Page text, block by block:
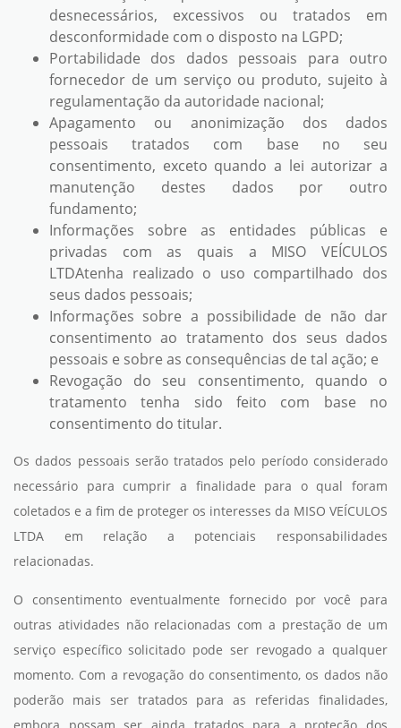
desnecessários, excessivos ou tratados em
desconformidade com o disposto na LGPD;
Portabilidade dos dados pessoais para outro
fornecedor de um serviço ou produto, sujeito à
regulamentação da autoridade nacional;
Apagamento ou anonimização dos dados
pessoais tratados com base no seu
consentimento, exceto quando a lei autorizar a
manutenção destes dados por outro
fundamento;
Informações sobre as entidades públicas e
privadas com as quais a MISO VEÍCULOS
LTDAtenha realizado o uso compartilhado dos
seus dados pessoais;
Informações sobre a possibilidade de não dar
consentimento ao tratamento dos seus dados
pessoais e sobre as consequências de tal ação; e
Revogação do seu consentimento, quando o
tratamento tenha sido feito com base no
consentimento do titular.
Os dados pessoais serão tratados pelo período considerado
necessário para cumprir a finalidade para o qual foram
coletados e a fim de proteger os interesses da MISO VEÍCULOS
LTDA em relação a potenciais responsabilidades
relacionadas.
O consentimento eventualmente fornecido por você para
outras atividades não relacionadas com a prestação de um
serviço específico solicitado pode ser revogado a qualquer
momento. Com a revogação do consentimento, os dados não
poderão mais ser tratados para as referidas finalidades,